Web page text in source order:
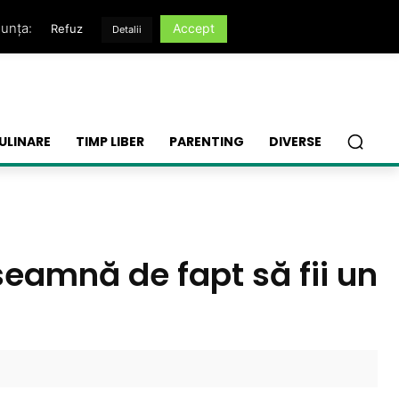
TIMP LIBER PARENTING DIVERSE
de fapt să fii un
Refuz Detalii Accept